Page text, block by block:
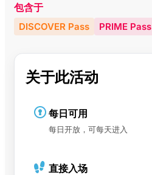
包含于
DISCOVER Pass PRIME Pass
关于此活动
每日可用
每日开放，可每天进入
直接入场